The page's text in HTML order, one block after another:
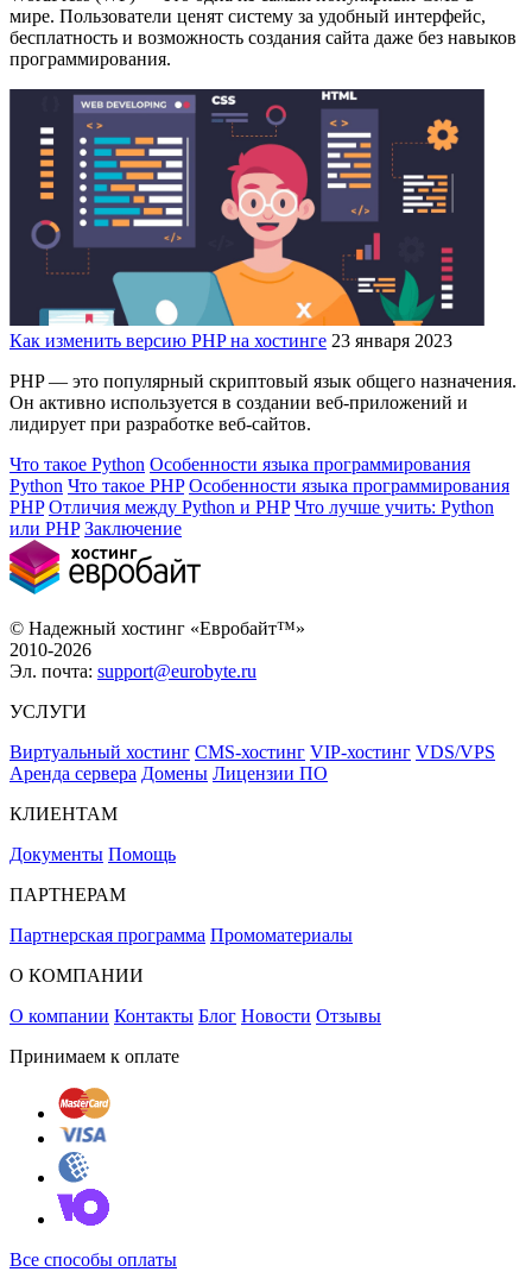
мире. Пользователи ценят систему за удобный интерфейс,
бесплатность и возможность создания сайта даже без навыков
программирования.
Как изменить версию PHP на хостинге 23 января 2023
PHP — это популярный скриптовый язык общего назначения.
Он активно используется в создании веб-приложений и
лидирует при разработке веб-сайтов.
Что такое Python Особенности языка программирования
Python Что такое PHP Особенности языка программирования
PHP Отличия между Python и PHP Что лучше учить: Python
или PHP Заключение
© Надежный хостинг «Евробайт™»
2010-2026
Эл. почта: support@eurobyte.ru
УСЛУГИ
Виртуальный хостинг CMS-хостинг VIP-хостинг VDS/VPS
Аренда сервера Домены Лицензии ПО
КЛИЕНТАМ
Документы Помощь
ПАРТНЕРАМ
Партнерская программа Промоматериалы
О КОМПАНИИ
О компании Контакты Блог Новости Отзывы
Принимаем к оплате
Все способы оплаты